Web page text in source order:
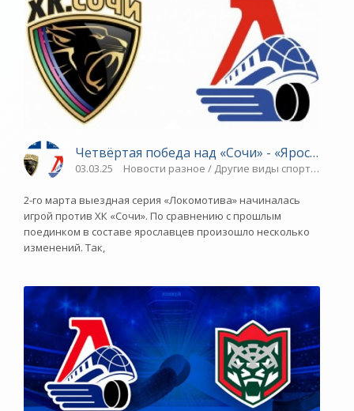
Четвёртая победа над «Сочи» -
03.03.25 Новости разное / Другие виды спорта /
2-го марта выездная серия «Локомотива» начиналась
игрой против ХК «Сочи». По сравнению с прошлым
поединком в составе ярославцев произошло несколько
изменений. Так,